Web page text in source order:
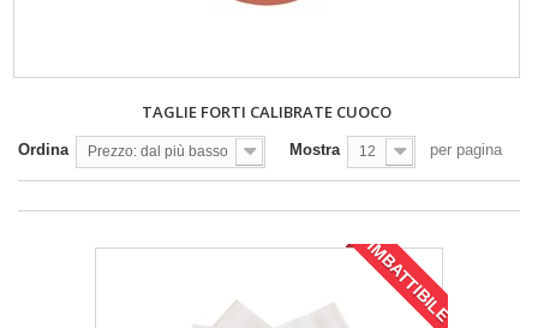
TAGLIE FORTI CALIBRATE CUOCO
Ordina Prezzo: dal più basso Mostra 12 per pagina
IMBATTIBILE